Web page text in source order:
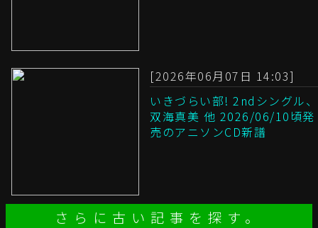
[2026年06月07日 14:03]
いきづらい部! 2ndシングル、
双海真美 他 2026/06/10頃発
売のアニソンCD新譜
さらに古い記事を探す。